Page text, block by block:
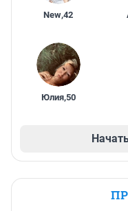
New,42
Юлия,50